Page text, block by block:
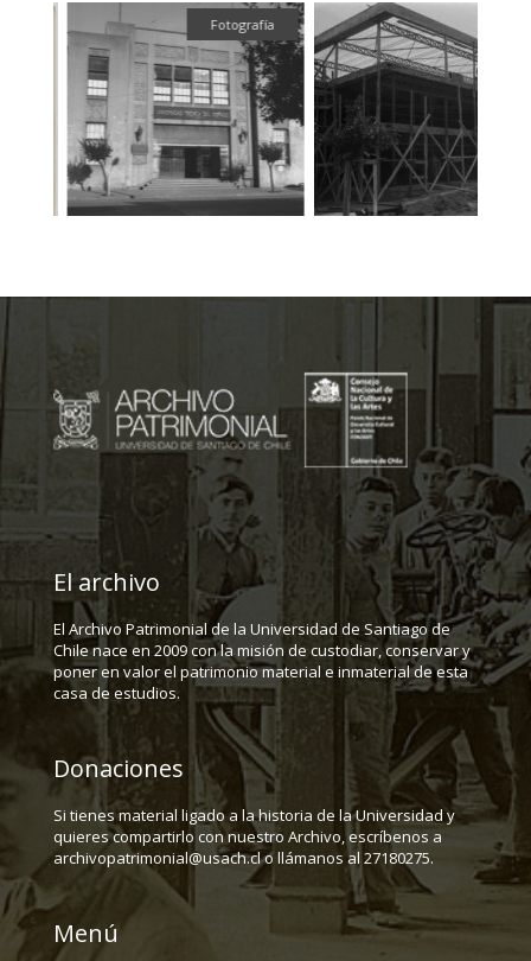
Fotografía
El archivo
El Archivo Patrimonial de la Universidad de Santiago de
Chile nace en 2009 con la misión de custodiar, conservar y
poner en valor el patrimonio material e inmaterial de esta
casa de estudios.
Donaciones
Si tienes material ligado a la historia de la Universidad y
quieres compartirlo con nuestro Archivo, escríbenos a
archivopatrimonial@usach.cl o llámanos al 27180275.
Menú